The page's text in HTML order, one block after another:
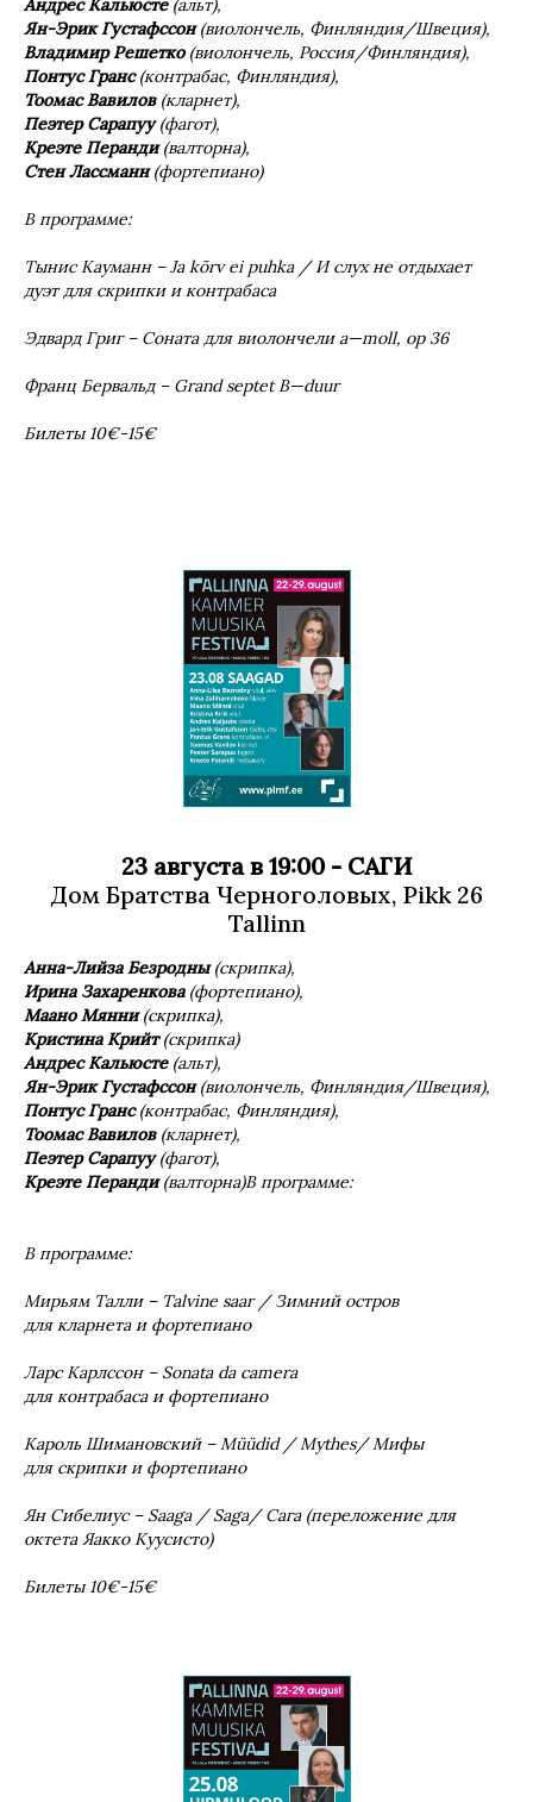
Aндрес Кальюсте(альт),
Ян-Эрик Густафссон(виолончель, Финляндия/Швеция),
Владимир Решетко(виолончель, Россия/Финляндия),
Понтус Гранс(контрабас, Финляндия),
Tooмас Вавилов(кларнет),
Пеэтер Сарапуу(фагот),
Kреэте Перанди(валторна),
Стен Лассманн(фортепиано)
В программе:
Tынис Кауманн – Ja kõrv ei puhka / И слух не отдыхает
дуэт для скрипки и контрабаса
Эдвард Григ – Соната для виолончели a—moll, op 36
Франц Бервальд – Grand septet B—duur
Билеты 10€-15€
23 августа в 19:00 - САГИ
Дом Братства Черноголовых, Pikk 26
Tallinn
Aнна-Лийза Безродны(скрипка),
Ирина Захаренкова(фортепиано),
Mаано Мянни(скрипка),
Кристина Крийт(скрипка)
Aндрес Кальюсте(альт),
Ян-Эрик Густафссон(виолончель, Финляндия/Швеция),
Понтус Гранс(контрабас, Финляндия),
Tooмас Вавилов(кларнет),
Пеэтер Сарапуу(фагот),
Kреэте Перанди(валторна)В программе:
В программе:
Mирьям Талли – Talvine saar / Зимний остров
для кларнета и фортепиано
Ларс Карлссон – Sonata da camera
для контрабаса и фортепиано
Кароль Шимановский – Müüdid / Mythes/ Мифы
для скрипки и фортепиано
Ян Сибелиус – Saaga / Saga/ Сага (переложение для
октета Яакко Куусисто)
Билеты 10€-15€